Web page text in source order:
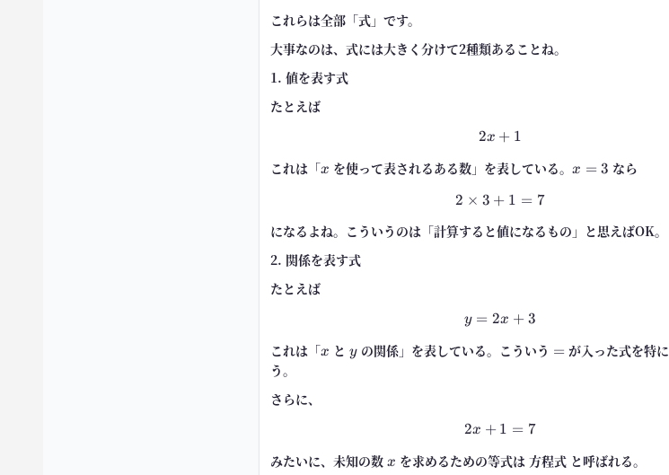
これらは全部「式」です。
大事なのは、式には大きく分けて2種類あることね。
1. 値を表す式
たとえば
2x+1
2x + 1
これは「x
x を使って表されるある数」を表している。 x=3
x = 3 なら
2\times 3+1=7
2 × 3 + 1 = 7
になるよね。こういうのは「計算すると値になるもの」と思えばOK。
2. 関係を表す式
たとえば
y=2x+3
y = 2x + 3
これは「x
x と y
yの関係」を表している。こういう =
=が入った式を特に
う。
さらに、
2x+1=7
2x + 1 = 7
みたいに、未知の数 x
x を求めるための等式は 方程式 と呼ばれる。